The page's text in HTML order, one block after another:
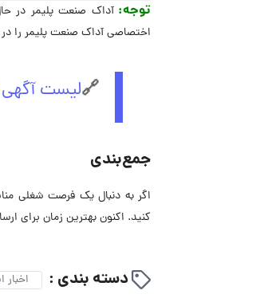
توجه:
اختصاصی آداک صنعت پلیمر را
🔗لیست
جمع‌بندی
اگر به دنبال یک فرصت شغلی
کنید. اکنون بهترین زمان برای
دسته بندی :